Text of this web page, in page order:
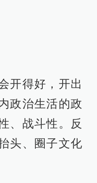
开得好，开出
政治生活的政
、战斗性。反
头、圈子文化